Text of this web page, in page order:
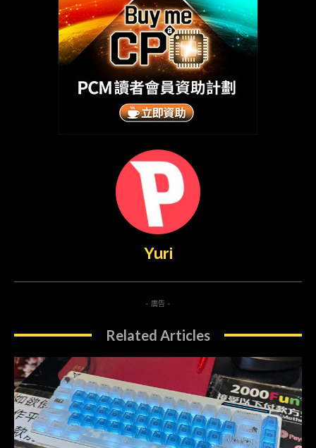
Yuri
- 廣告 -
Related Articles